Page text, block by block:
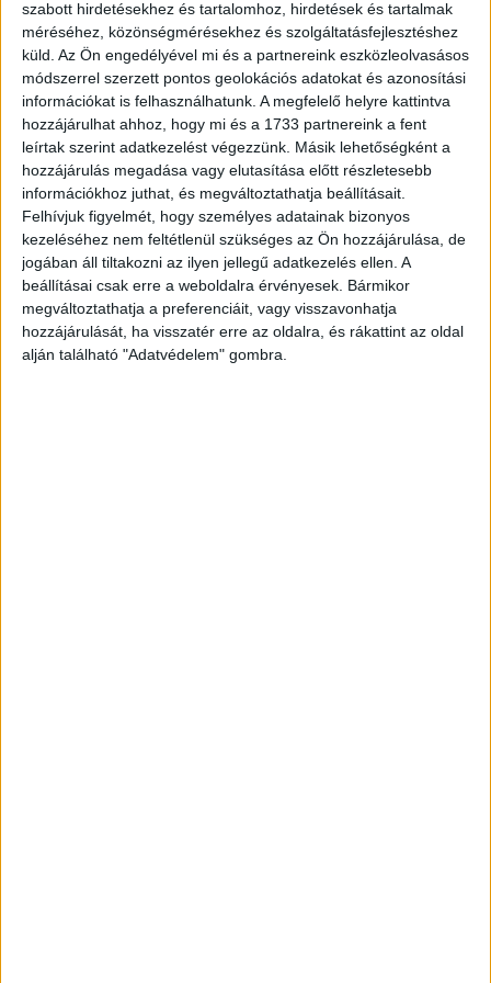
szabott hirdetésekhez és tartalomhoz, hirdetések és tartalmak
méréséhez, közönségmérésekhez és szolgáltatásfejlesztéshez
küld. Az Ön engedélyével mi és a partnereink eszközleolvasásos
módszerrel szerzett pontos geolokációs adatokat és azonosítási
információkat is felhasználhatunk. A megfelelő helyre kattintva
hozzájárulhat ahhoz, hogy mi és a 1733 partnereink a fent
leírtak szerint adatkezelést végezzünk. Másik lehetőségként a
hozzájárulás megadása vagy elutasítása előtt részletesebb
információkhoz juthat, és megváltoztathatja beállításait.
Felhívjuk figyelmét, hogy személyes adatainak bizonyos
kezeléséhez nem feltétlenül szükséges az Ön hozzájárulása, de
jogában áll tiltakozni az ilyen jellegű adatkezelés ellen. A
beállításai csak erre a weboldalra érvényesek. Bármikor
megváltoztathatja a preferenciáit, vagy visszavonhatja
hozzájárulását, ha visszatér erre az oldalra, és rákattint az oldal
alján található "Adatvédelem" gombra.
egyedi látogatója volt az áruházlánc magyarországi
honlapjának, 5 millióan mentek el az áruházakba, és 3
millióan vásároltak is. Az átlagos áruházi költés szintén
emelkedett tavaly, 16 ezer 700 forint volt, ami 10
százalékkal magasabb az egy évvel korábbinál.
A 687 dolgozót foglalkoztató társaság teljes
magyarországi bevételének 24 százaléka a konyhai
bútorokból és kiegészítőkből származott, naponta
átlagosan 15 konyhavásárlás történik a magyarországi
IKEA áruházakban – mondta.
Árvai Eszter, a budaörsi áruház vezetője elmondta, hogy
februárban elindítják az online vásárlás tesztüzemét, ami